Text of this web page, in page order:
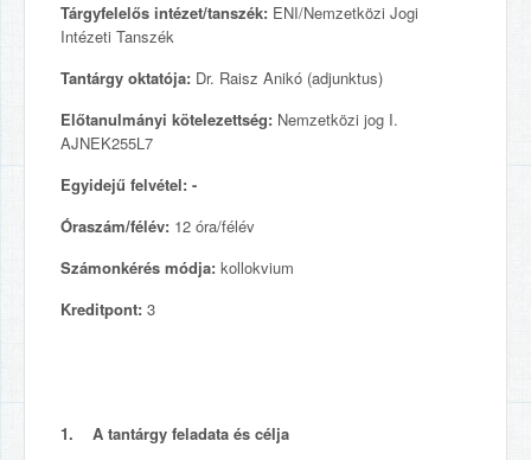
Tárgyfelelős intézet/tanszék: ENI/Nemzetközi Jogi
Intézeti Tanszék
Tantárgy oktatója: Dr. Raisz Anikó (adjunktus)
Előtanulmányi kötelezettség: Nemzetközi jog I.
AJNEK255L7
Egyidejű felvétel: -
Óraszám/félév: 12 óra/félév
Számonkérés módja: kollokvium
Kreditpont: 3
1. A tantárgy feladata és célja